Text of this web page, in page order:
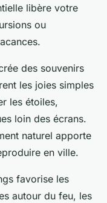
libère votre
ou
des souvenirs
les joies simples
les étoiles,
loin des écrans.
naturel apporte
en ville.
favorise les
autour du feu, les